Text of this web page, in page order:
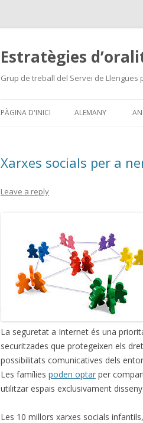
Estratègies
Grup de treball del Servei de Llengües
PÀGINA D'INICI ALEMANY
Xarxes socials per a
Leave a reply
La seguretat a Internet és una
securitzades que protegeixen els
possibilitats comunicatives dels
Les famílies poden optar per
utilitzar espais exclusivament
Les 10 millors xarxes socials